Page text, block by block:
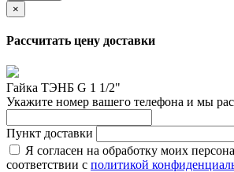
×
Рассчитать цену доставки
Гайка ТЭНБ G 1 1/2"
Укажите номер вашего телефона и мы
Пункт доставки
Я согласен на обработку моих
соответствии с политикой